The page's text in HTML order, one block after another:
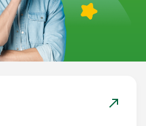
north_east